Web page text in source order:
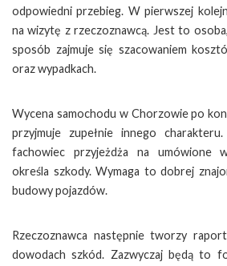
odpowiedni przebieg. W pierwszej
na wizytę z rzeczoznawcą. Jest to
sposób zajmuje się szacowaniem
oraz wypadkach.
Wycena samochodu w Chorzowie po
przyjmuje zupełnie innego
fachowiec przyjeżdża na umówione
określa szkody. Wymaga to dobrej
budowy pojazdów.
Rzeczoznawca następnie tworzy
dowodach szkód. Zazwyczaj będą to